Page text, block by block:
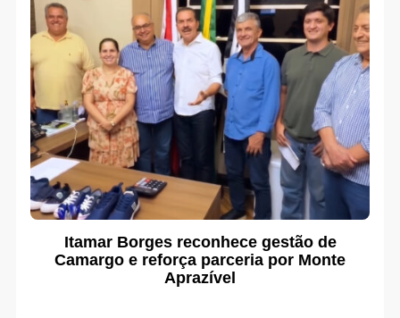
Itamar Borges reconhece gestão de
Camargo e reforça parceria por Monte
Aprazível